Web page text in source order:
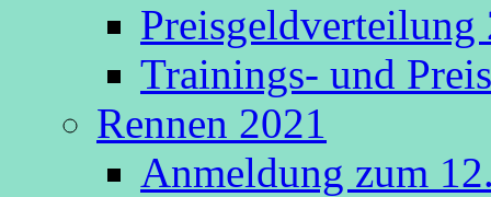
Preisgeldverteilung
Trainings- und
Rennen 2021
Anmeldung zum